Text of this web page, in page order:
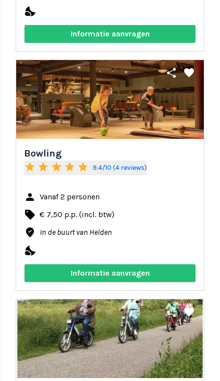
nights_stay
Informatie aanvragen
share favorite
Bowling
star star star star star 9.4/10 (4 reviews)
person Vanaf 2 personen
local_offer € 7,50 p.p. (incl. btw)
where_to_vote In de buurt van Helden
nights_stay
Informatie aanvragen
share favorite